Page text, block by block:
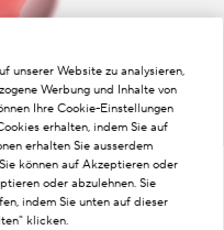
unserer Website zu analysieren,
Werbung und Inhalte von
Ihre Cookie-Einstellungen
erhalten, indem Sie auf
erhalten Sie ausserdem
können auf Akzeptieren oder
oder abzulehnen. Sie
indem Sie unten auf dieser
klicken.